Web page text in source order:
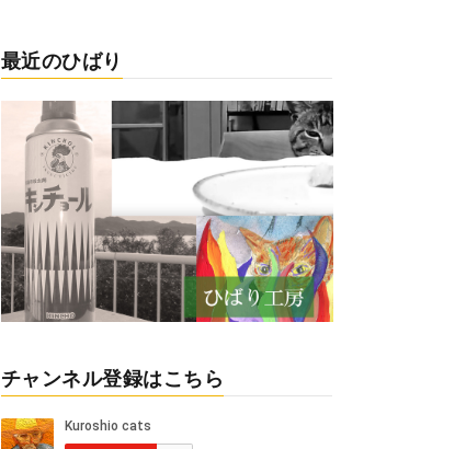
最近のひばり
チャンネル登録はこちら